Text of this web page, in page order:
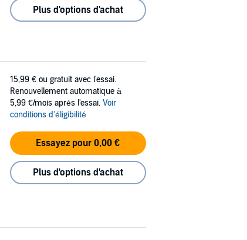
Plus d'options d'achat
15,99 € ou gratuit avec l'essai.
Renouvellement automatique à
5,99 €/mois après l'essai. Voir
conditions d'éligibilité
Essayez pour 0,00 €
Plus d'options d'achat